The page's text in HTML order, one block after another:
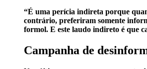
“É uma perícia indireta porque
contrário, preferiram somente
formol. E este laudo indireto é que
Campanha de